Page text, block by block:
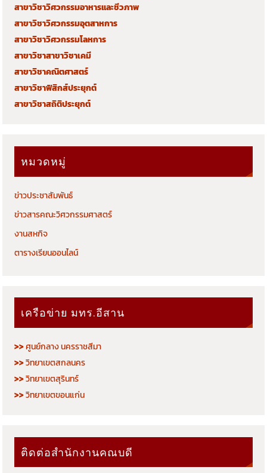
สาขาวิชาวิศวกรรมอาหารและชีวภาพ
สาขาวิชาวิศวกรรมอุตสาหการ
สาขาวิชาวิศวกรรมโลหการ
สาขาวิชาสาขาวิชาเคมี
สาขาวิชาคณิตศาสตร์
สาขาวิชาฟิสิกส์ประยุกต์
สาขาวิชาสถิติประยุกต์
หมวดหมู่
ข่าวประชาสัมพันธ์
ข่าวสารคณะวิศวกรรมศาสตร์
งานสหกิจ
ตารางเรียนออนไลน์
เครือข่าย มทร.อีสาน
>>ศูนย์กลาง นครราชสีมา
>>วิทยาเขตสกลนคร
>>วิทยาเขตสุรินทร์
>>วิทยาเขตขอนแก่น
ติดต่อสำนักงานคณบดี